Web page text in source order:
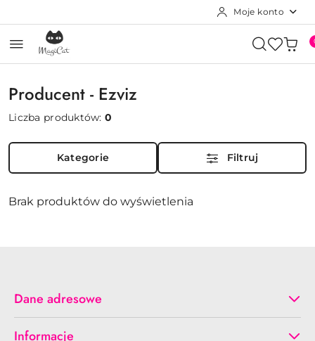
Moje konto
Producent - Ezviz
Liczba produktów:0
Kategorie Filtruj
Brak produktów do wyświetlenia
Dane adresowe
Informacje